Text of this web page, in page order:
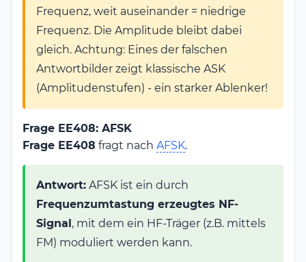
Frequenz, weit auseinander = niedrige
Frequenz. Die Amplitude bleibt dabei
gleich. Achtung: Eines der falschen
Antwortbilder zeigt klassische ASK
(Amplitudenstufen) - ein starker Ablenker!
Frage EE408: AFSK
Frage EE408 fragt nach AFSK.
Antwort: AFSK ist ein durch
Frequenzumtastung erzeugtes NF-
Signal , mit dem ein HF-Träger (z.B. mittels
FM) moduliert werden kann.